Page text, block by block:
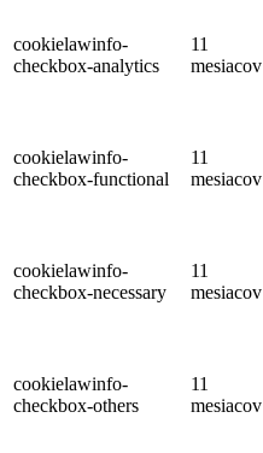
cookielawinfo-
checkbox-analytics
11
mesiacov
cookielawinfo-
checkbox-functional
11
mesiacov
cookielawinfo-
checkbox-necessary
11
mesiacov
cookielawinfo-
checkbox-others
11
mesiacov